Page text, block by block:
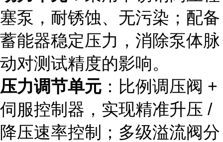
塞泵，耐锈蚀、无污染；配备
蓄能器稳定压力，消除泵体脉
动对测试精度的影响。
压力调节单元 ：比例调压阀 +
伺服控制器，实现精准升压 /
降压速率控制；多级溢流阀分